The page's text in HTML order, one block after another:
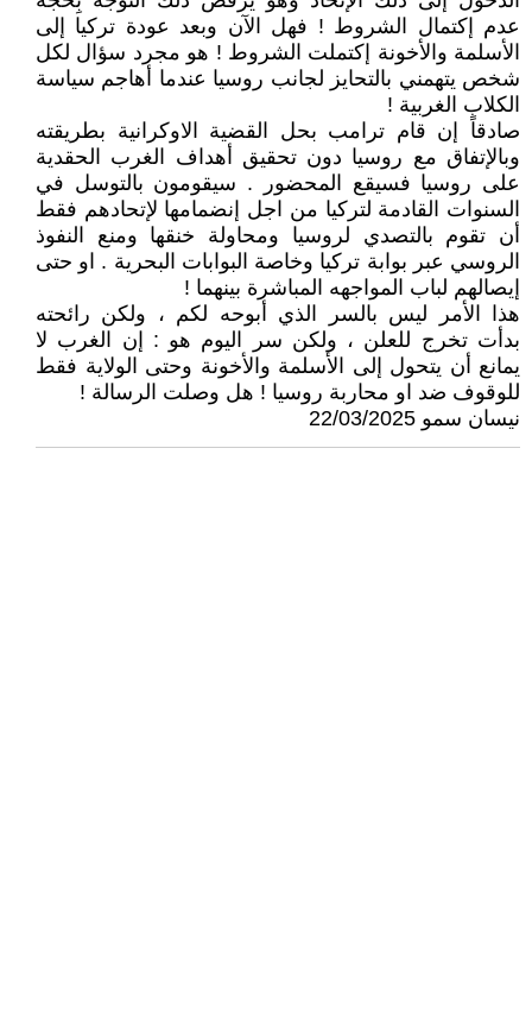
عدم إكتمال الشروط ! فهل الآن وبعد عودة تركيا إلى
الأسلمة والأخونة إكتملت الشروط ! هو مجرد سؤال لكل
شخص يتهمني بالتحايز لجانب روسيا عندما أهاجم سياسة
الكلاب الغربية !
صادقاً إن قام ترامب بحل القضية الاوكرانية بطريقته
وبالإتفاق مع روسيا دون تحقيق أهداف الغرب الحقدية
على روسيا فسيقع المحضور . سيقومون بالتوسل في
السنوات القادمة لتركيا من اجل إنضمامها لإتحادهم فقط
أن تقوم بالتصدي لروسيا ومحاولة خنقها ومنع النفوذ
الروسي عبر بوابة تركيا وخاصة البوابات البحرية . او حتى
إيصالهم لباب المواجهه المباشرة بينهما !
هذا الأمر ليس بالسر الذي أبوحه لكم ، ولكن رائحته
بدأت تخرج للعلن ، ولكن سر اليوم هو : إن الغرب لا
يمانع أن يتحول إلى الأسلمة والأخونة وحتى الولاية فقط
للوقوف ضد او محاربة روسيا ! هل وصلت الرسالة !
نيسان سمو 22/03/2025